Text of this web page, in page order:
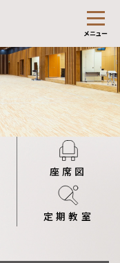
メニュー
座席図
定期教室